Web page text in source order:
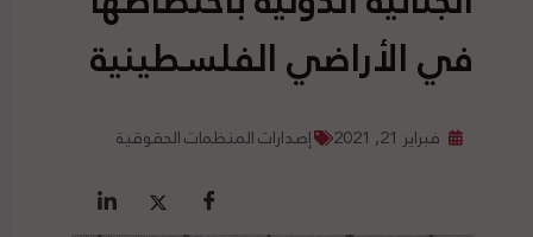
في الأراضي الفلسطينية
فبراير 21, 2021 إصدارات المنظمات الحقوقية